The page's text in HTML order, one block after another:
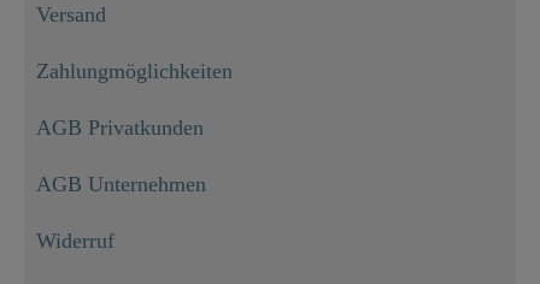
Versand
Zahlungmöglichkeiten
AGB Privatkunden
AGB Unternehmen
Widerruf